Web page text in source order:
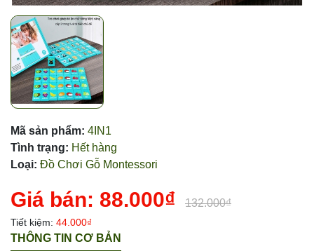
Mã sản phẩm: 4IN1
Tình trạng: Hết hàng
Loại: Đồ Chơi Gỗ Montessori
Giá bán: 88.000₫ 132.000₫
Tiết kiệm: 44.000₫
THÔNG TIN CƠ BẢN